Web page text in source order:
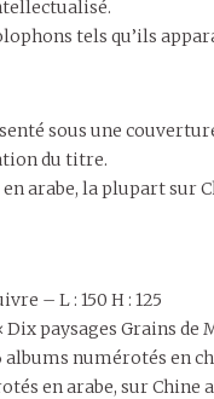
tels qu’ils
sous une
du titre.
arabe, la plupart sur
– L : 150 H : 125
paysages Grains de
albums numérotés en
en arabe, sur Chine